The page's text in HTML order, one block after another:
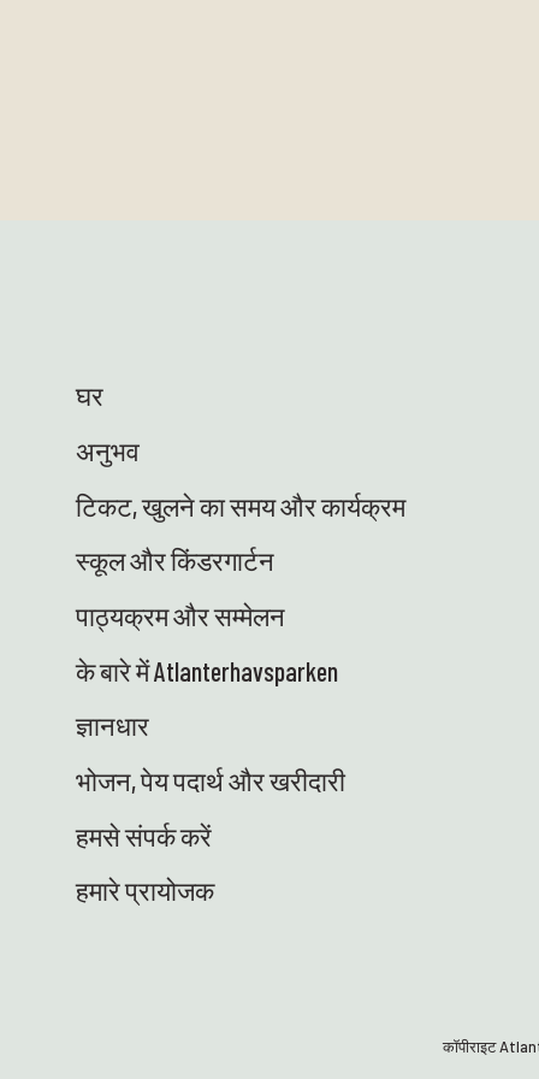
घर
अनुभव
टिकट, खुलने का समय और कार्यक्रम
स्कूल और किंडरगार्टन
पाठ्यक्रम और सम्मेलन
के बारे में Atlanterhavsparken
ज्ञानधार
भोजन, पेय पदार्थ और खरीदारी
हमसे संपर्क करें
हमारे प्रायोजक
कॉपीराइट